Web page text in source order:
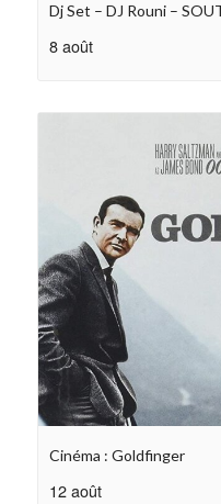
Dj Set – DJ Rouni –
8 août
Cinéma : Goldfinger
12 août